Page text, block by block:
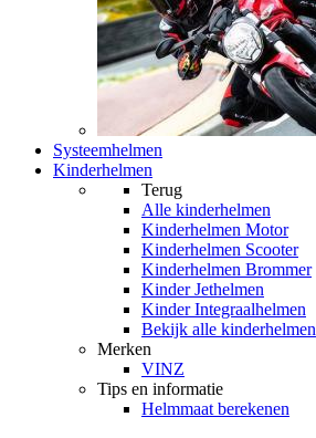
Systeemhelmen
Kinderhelmen
Terug
Alle kinderhelmen
Kinderhelmen Motor
Kinderhelmen Scooter
Kinderhelmen Brommer
Kinder Jethelmen
Kinder Integraalhelmen
Bekijk alle kinderhelmen
Merken
VINZ
Tips en informatie
Helmmaat berekenen